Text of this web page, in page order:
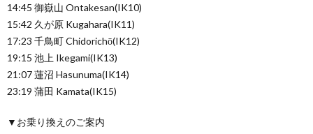
14:45 御嶽山 Ontakesan(IK10)
15:42 久が原 Kugahara(IK11)
17:23 千鳥町 Chidorichō(IK12)
19:15 池上 Ikegami(IK13)
21:07 蓮沼 Hasunuma(IK14)
23:19 蒲田 Kamata(IK15)
▼お乗り換えのご案内